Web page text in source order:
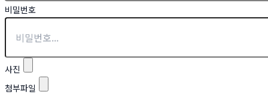
비밀번호
사진
첨부파일